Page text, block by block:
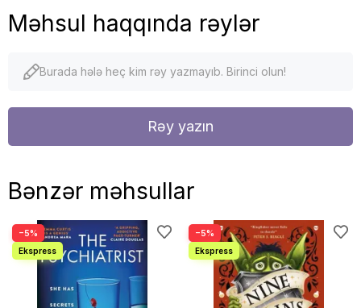
Məhsul haqqında rəylər
Burada hələ heç kim rəy yazmayıb. Birinci olun!
Rəy yazın
Bənzər məhsullar
−5% −5%